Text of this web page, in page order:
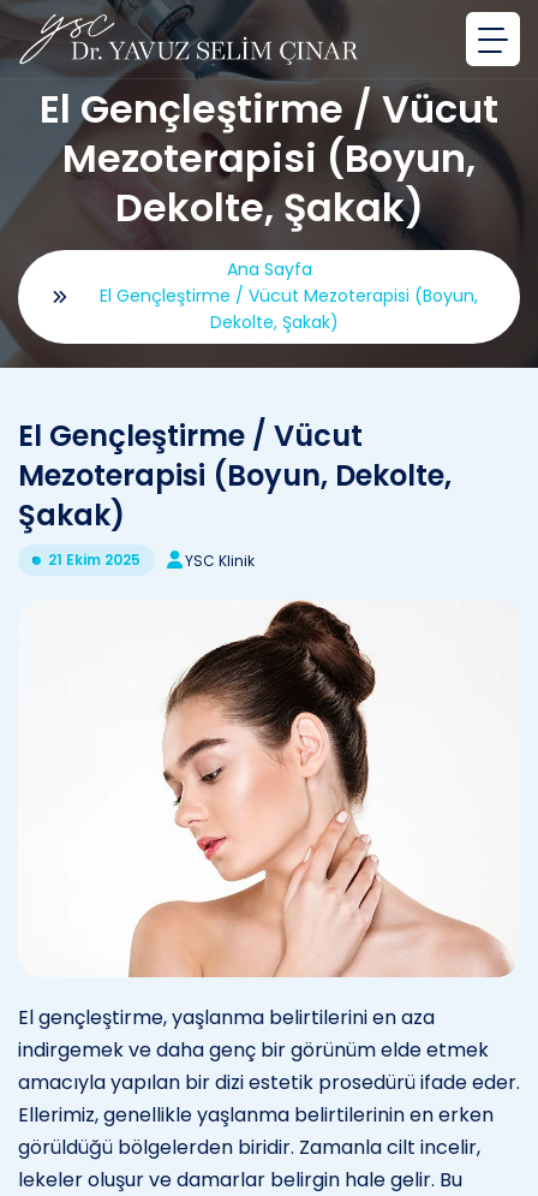
El Gençleştirme / Vücut
Mezoterapisi (Boyun,
Dekolte, Şakak)
Ana Sayfa
El Gençleştirme / Vücut Mezoterapisi (Boyun,
Dekolte, Şakak)
El Gençleştirme / Vücut
Mezoterapisi (Boyun, Dekolte,
Şakak)
21 Ekim 2025 YSC Klinik
El gençleştirme, yaşlanma belirtilerini en aza
indirgemek ve daha genç bir görünüm elde etmek
amacıyla yapılan bir dizi estetik prosedürü ifade eder.
Ellerimiz, genellikle yaşlanma belirtilerinin en erken
görüldüğü bölgelerden biridir. Zamanla cilt incelir,
lekeler oluşur ve damarlar belirgin hale gelir. Bu